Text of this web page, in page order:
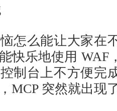
怎么能让大家在
快乐地使用 WAF
制台上不方便完
MCP 突然就出现